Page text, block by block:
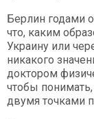
Берлин годами
что, каким
Украину или
никакого
доктором
чтобы
двумя точками